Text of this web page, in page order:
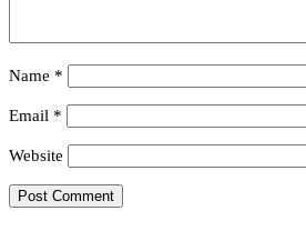
Name *
Email *
Website